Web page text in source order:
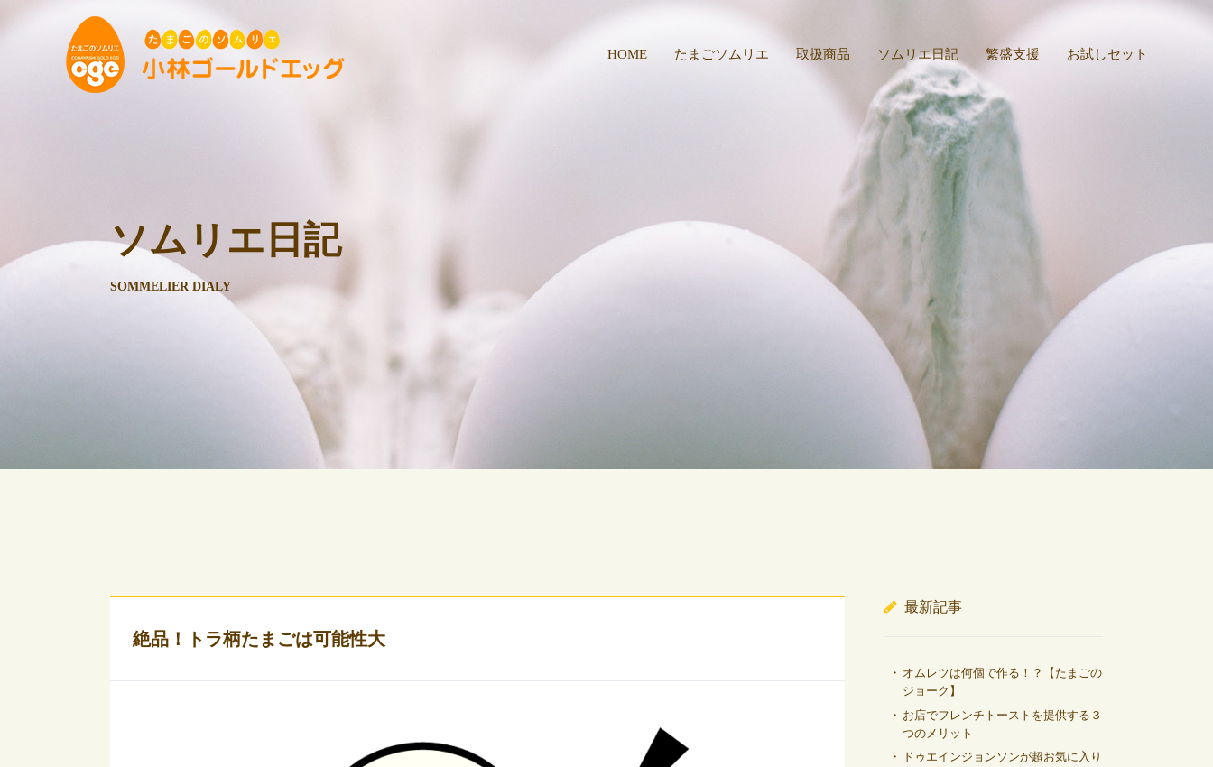
HOME たまごソムリエ 取扱商品 ソムリエ日記 繁盛支援 お試しセット
ソムリエ日記
SOMMELIER DIALY
絶品！トラ柄たまごは可能性大
最新記事
オムレツは何個で作る！？【たまごの
ジョーク】
お店でフレンチトーストを提供する３
つのメリット
ドゥエインジョンソンが超お気に入り